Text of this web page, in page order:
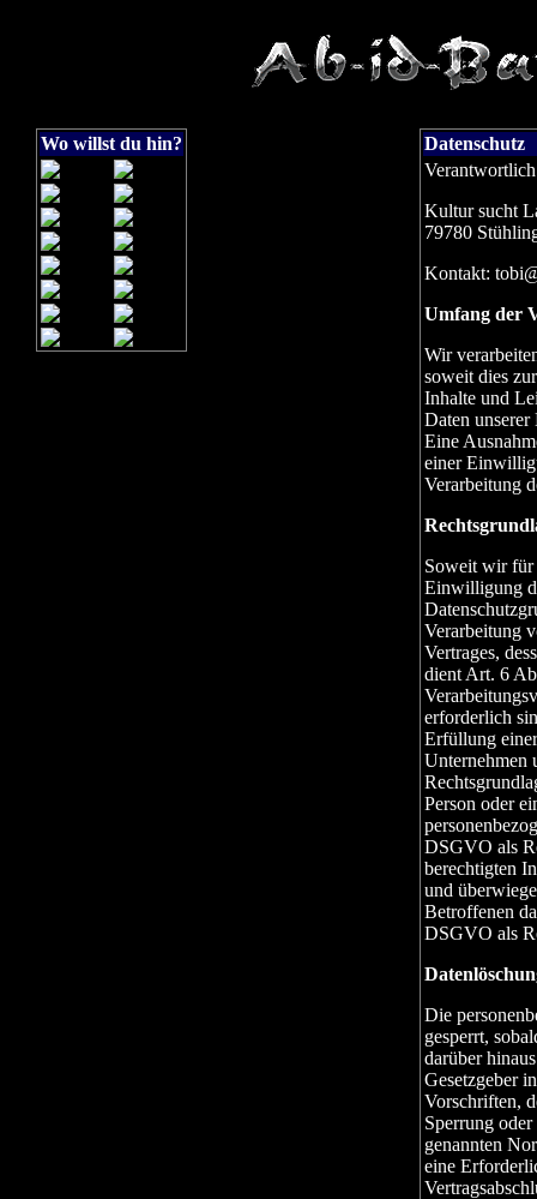
Wo willst du hin?
Datenschutz
Kultur sucht
79780
Kontakt:
Umfang der
Wir
soweit dies
Inhalte und
Daten
Eine
einer
Verarbeitung
Soweit wir für
Einwilligung
Verarbeitung
Vertrages,
dient Art. 6
erforderlich
Erfüllung
Unternehmen
Person oder
DSGVO als
berechtigten
und
Betroffenen
DSGVO als
Die
gesperrt,
darüber
Gesetzgeber
Vorschriften,
Sperrung
genannten
eine